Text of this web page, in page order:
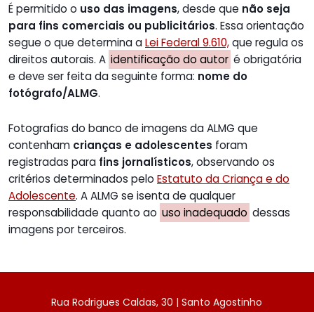
É permitido o uso das imagens, desde que não seja
para fins comerciais ou publicitários. Essa orientação
segue o que determina aLei Federal 9.610,que regula os
direitos autorais. A identificação do autor é obrigatória
e deve ser feita da seguinte forma: nome do
fotógrafo/ALMG.
Fotografias do banco de imagens da ALMG que
contenham crianças e adolescentes foram
registradas para fins jornalísticos, observando os
critérios determinados pelo Estatuto da Criança e do
Adolescente. A ALMG se isenta de qualquer
responsabilidade quanto ao uso inadequado dessas
imagens por terceiros.
Rua Rodrigues Caldas, 30 | Santo Agostinho